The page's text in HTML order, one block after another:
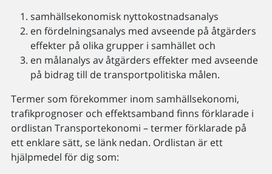
samhällsekonomisk nyttokostnadsanalys
en fördelningsanalys med avseende på åtgärders
effekter på olika grupper i samhället och
en målanalys av åtgärders effekter med avseende
på bidrag till de transportpolitiska målen.
Termer som förekommer inom samhällsekonomi,
trafikprognoser och effektsamband finns förklarade i
ordlistan Transportekonomi – termer förklarade på
ett enklare sätt, se länk nedan. Ordlistan är ett
hjälpmedel för dig som: